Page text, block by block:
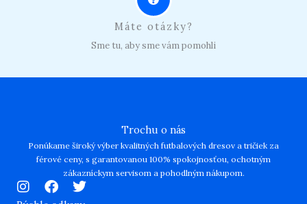
Máte otázky?
Sme tu, aby sme vám pomohli
Trochu o nás
Ponúkame široký výber kvalitných futbalových dresov a tričiek za
férové ceny, s garantovanou 100% spokojnosťou, ochotným
zákazníckym servisom a pohodlným nákupom.
I
n
F
a
T
w